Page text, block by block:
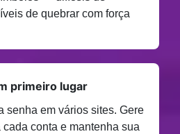
de quebrar com força
primeiro lugar
senha em vários sites. Gere
conta e mantenha sua